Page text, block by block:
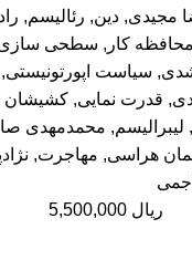
مجیدی, دین, رئالیسم,
کار , سطحی سازی
, سیاست اپورتونیستی,
, قدرت نمایی,
, لیبرالیسم, محمدمهدی
هراسی, مهاجرت,
ریال